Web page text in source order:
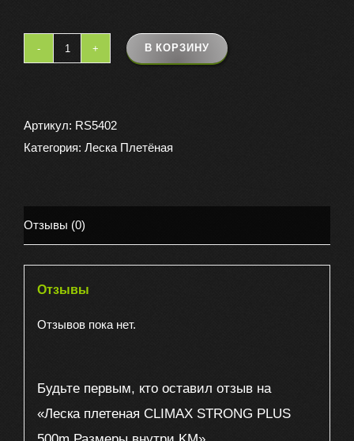
Количество
плетеная
CLIMAX
внутри.KM
В КОРЗИНУ
Артикул: RS5402
Категория: Леска Плетёная
Отзывы (0)
Отзывы
Отзывов пока нет.
Будьте первым, кто оставил отзыв на
«Леска плетеная CLIMAX STRONG PLUS